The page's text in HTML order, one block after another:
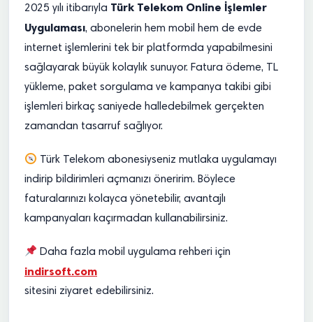
2025 yılı itibarıyla Türk Telekom Online İşlemler
Uygulaması, abonelerin hem mobil hem de evde
internet işlemlerini tek bir platformda yapabilmesini
sağlayarak büyük kolaylık sunuyor. Fatura ödeme, TL
yükleme, paket sorgulama ve kampanya takibi gibi
işlemleri birkaç saniyede halledebilmek gerçekten
zamandan tasarruf sağlıyor.
Türk Telekom abonesiyseniz mutlaka uygulamayı
indirip bildirimleri açmanızı öneririm. Böylece
faturalarınızı kolayca yönetebilir, avantajlı
kampanyaları kaçırmadan kullanabilirsiniz.
Daha fazla mobil uygulama rehberi için
indirsoft.com
sitesini ziyaret edebilirsiniz.